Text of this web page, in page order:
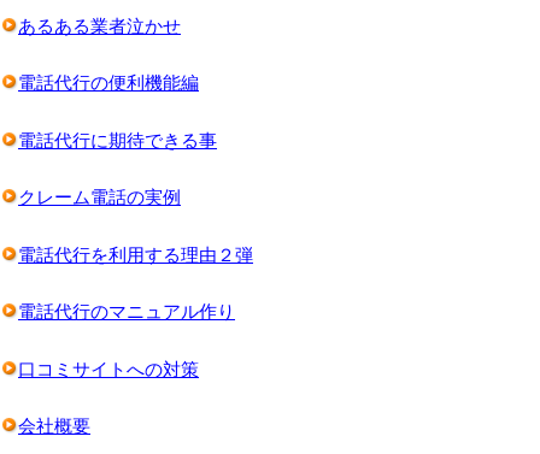
あるある業者泣かせ
電話代行の便利機能編
電話代行に期待できる事
クレーム電話の実例
電話代行を利用する理由２弾
電話代行のマニュアル作り
口コミサイトへの対策
会社概要